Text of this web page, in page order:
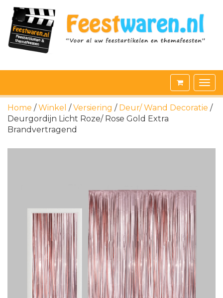
Home /Winkel /Versiering / Deur/ Wand Decoratie /
Deurgordijn Licht Roze/ Rose Gold Extra
Brandvertragend